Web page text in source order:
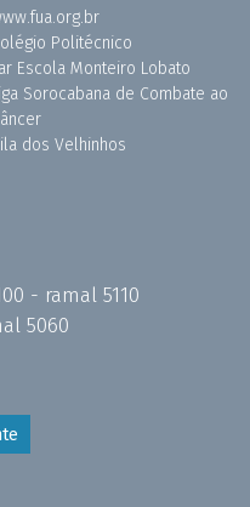
Politécnico
Escola Monteiro Lobato
Sorocabana de Combate ao
dos Velhinhos
- ramal 5110
5060